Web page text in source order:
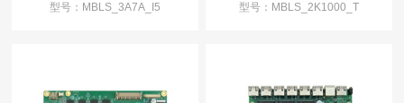
型号：MBLS_3A7A_I5 型号：MBLS_2K1000_T